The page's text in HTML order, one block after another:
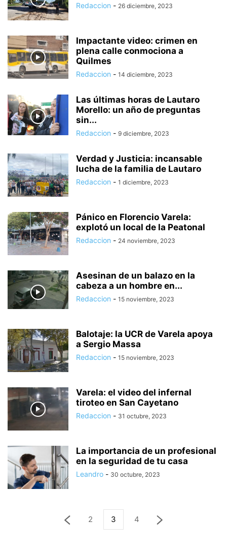
Redaccion - 26 diciembre, 2023
Impactante video: crimen en
plena calle conmociona a
Quilmes
Redaccion - 14 diciembre, 2023
Las últimas horas de Lautaro
Morello: un año de preguntas
sin...
Redaccion - 9 diciembre, 2023
Verdad y Justicia: incansable
lucha de la familia de Lautaro
Redaccion - 1 diciembre, 2023
Pánico en Florencio Varela:
explotó un local de la Peatonal
Redaccion - 24 noviembre, 2023
Asesinan de un balazo en la
cabeza a un hombre en...
Redaccion - 15 noviembre, 2023
Balotaje: la UCR de Varela apoya
a Sergio Massa
Redaccion - 15 noviembre, 2023
Varela: el video del infernal
tiroteo en San Cayetano
Redaccion - 31 octubre, 2023
La importancia de un profesional
en la seguridad de tu casa
Leandro - 30 octubre, 2023
2 3 4